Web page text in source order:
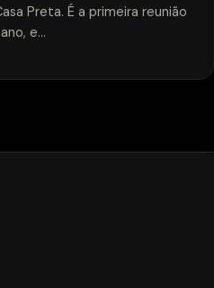
Preta. É a primeira reunião
e…